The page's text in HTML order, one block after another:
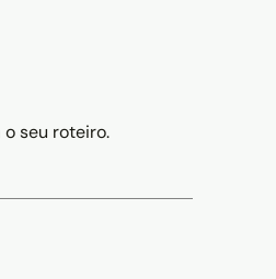
seu roteiro.